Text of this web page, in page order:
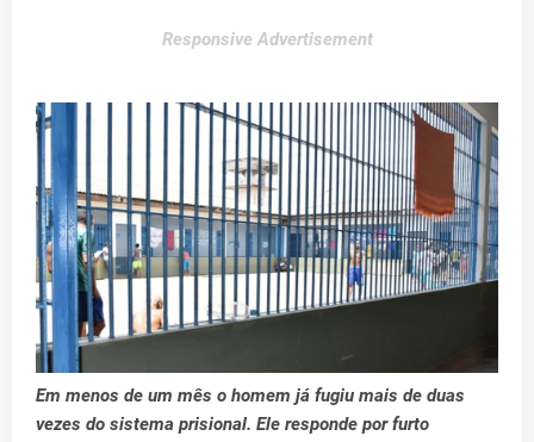
Responsive Advertisement
Em menos de um mês o homem já fugiu mais de duas
vezes do sistema prisional. Ele responde por furto